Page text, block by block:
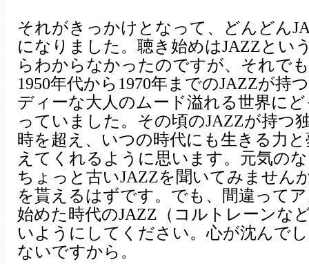
それがきっかけとなって、どんどん
になりました。聴き始めはJAZZとい
らわからなかったのですが、それで
1950年代から1970年までのJAZZが持
ディーな大人のムード溢れる世界に
っていました。その頃のJAZZが持つ
時を超え、いつの時代にも生きる力
えてくれるように思います。元気の
ちょっと古いJAZZを聞いてみません
を貰えるはずです。でも、間違って
始めた時代のJAZZ（コルトレーンな
いようにしてください。心が沈んで
ないですから。